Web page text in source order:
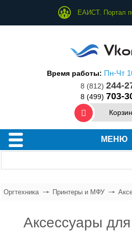
ЕАИСТ. Портал
Время работы: Пн-Чт
8 (812) 244-
8 (499) 703-
МЕНЮ
Оргтехника Принтеры и МФУ
Аксессуары
Копиры и Сканеры
Шредеры